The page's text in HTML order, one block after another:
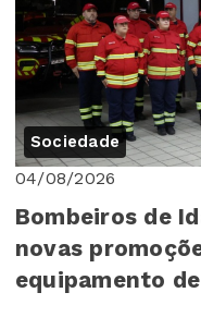
Sociedade
04/08/2026
Bombeiros de
novas
equipamento